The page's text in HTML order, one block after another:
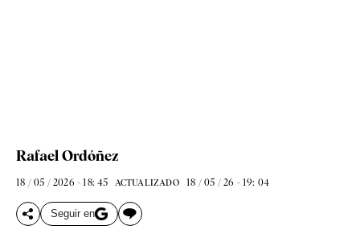
Rafael Ordóñez
18 / 05 / 2026 - 18: 45 ACTUALIZADO 18 / 05 / 26 - 19: 04
Seguir en